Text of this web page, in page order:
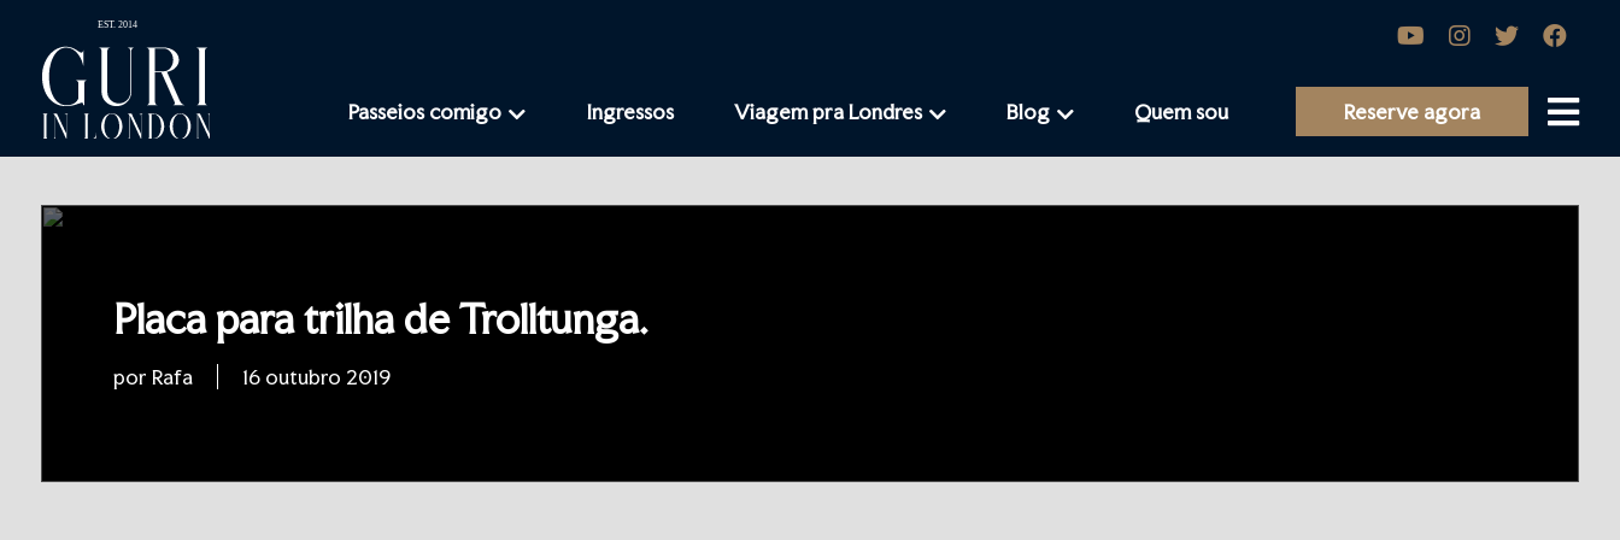
Passeios comigo Ingressos Viagem pra Londres Blog Quem sou Reserve agora
Placa para trilha de Trolltunga.
por Rafa 16 outubro 2019